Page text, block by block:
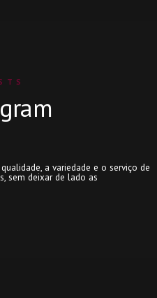
a variedade e o serviço de
sem deixar de lado as